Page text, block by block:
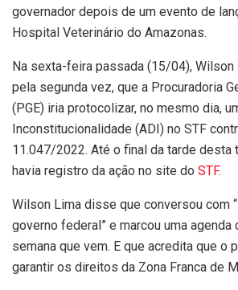
governador depois de um evento de
Hospital Veterinário do Amazonas.
Na sexta-feira passada (15/04), Wilson
pela segunda vez, que a Procuradoria
(PGE) iria protocolizar, no mesmo dia,
Inconstitucionalidade (ADI) no STF
11.047/2022. Até o final da tarde desta
havia registro da ação no site do STF.
Wilson Lima disse que conversou com
governo federal” e marcou uma agenda
semana que vem. E que acredita que o
garantir os direitos da Zona Franca de